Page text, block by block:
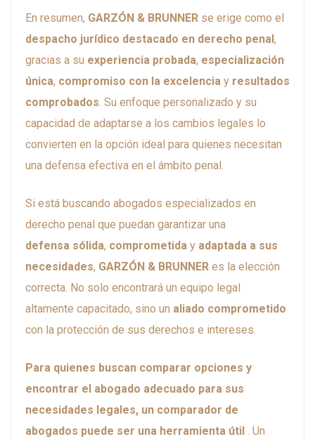
En resumen, GARZÓN & BRUNNER se erige como el
despacho jurídico destacado en derecho penal,
gracias a su experiencia probada, especialización
única, compromiso con la excelencia y resultados
comprobados . Su enfoque personalizado y su
capacidad de adaptarse a los cambios legales lo
convierten en la opción ideal para quienes necesitan
una defensa efectiva en el ámbito penal.
Si está buscando abogados especializados en
derecho penal que puedan garantizar una
defensa sólida, comprometida y adaptada a sus
necesidades, GARZÓN & BRUNNER es la elección
correcta. No solo encontrará un equipo legal
altamente capacitado, sino un aliado comprometido
con la protección de sus derechos e intereses.
Para quienes buscan comparar opciones y
encontrar el abogado adecuado para sus
necesidades legales, un comparador de
abogados puede ser una herramienta útil . Un